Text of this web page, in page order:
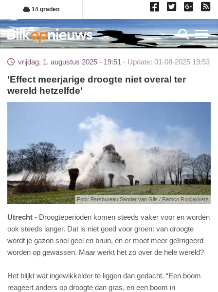
Overslaan
en
naar
de
gaan
14 graden
vrijdag, 1. augustus 2025 - 19:51 Update: 01-08-2025 19:53
'Effect meerjarige droogte niet overal ter
wereld hetzelfde'
Foto: Persbureau Sander van Gils / Remco Rooijakkers
Utrecht
Droogteperioden komen steeds vaker voor en worden
ook steeds langer. Dat is niet goed voor groen: van droogte
wordt je gazon snel geel en bruin, en er moet meer geïrrigeerd
worden op gewassen. Maar werkt het zo over de hele wereld?
Het blijkt wat ingewikkelder te liggen dan gedacht. “Een boom
reageert anders op droogte dan gras, en een boom in